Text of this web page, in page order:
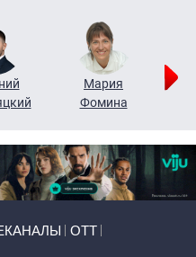
Мария
Фомина
ОТТ